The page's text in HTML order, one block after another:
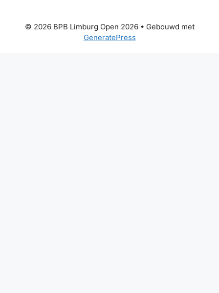
© 2026 BPB Limburg Open 2026• Gebouwd met
GeneratePress